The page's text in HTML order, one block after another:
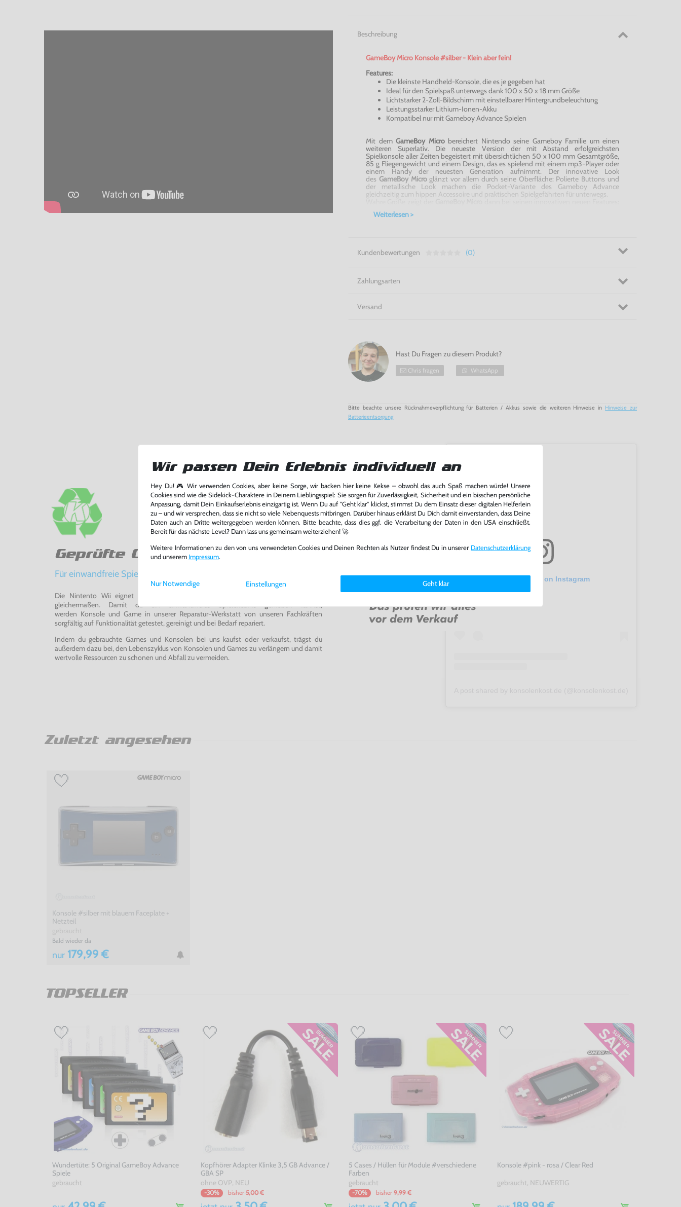
Beschreibung
GameBoyMicro Konsole #silber- Klein aber fein!
Features:
Die kleinste Handheld-Konsole, die es je gegeben hat
Ideal für den Spielspaß unterwegs dank 100 x 50 x 18 mm Größe
Lichtstarker 2-Zoll-Bildschirm mit einstellbarer Hintergrundbeleuchtung
Leistungsstarker Lithium-Ionen-Akku
Kompatibel nur mit Gameboy Advance Spielen
Mit dem GameBoy Micro bereichert Nintendo seine Gameboy Familie um einen
weiteren Superlativ. Die neueste Version der mit Abstand erfolgreichsten
Spielkonsole aller Zeiten begeistert mit übersichtlichen 50 x 100 mm Gesamtgröße,
85 g Fliegengewicht und einem Design, das es spielend mit einem mp3-Player oder
einem Handy der neuesten Generation aufnimmt. Der innovative Look
des GameBoy Microglänzt vor allem durch seine Oberfläche: Polierte Buttons und
der metallische Look machen die Pocket-Variante des Gameboy Advance
gleichzeitig zum hippen Accessoire und praktischen Spielgefährten für unterwegs.
Der lichtintensive 2-Zoll-Screen erstrahlt in ungeahnter Stärke und verschafft dem
Spieler durch seine exzellente Bildschirmauflösung eine glasklare Sicht. Die
und unterstützt daher auch alle bisher veröffentlichten Spiele. Das treibt das
Spielvergnügen in ungeahnte Dimensionen.
Weiterlesen >
Kundenbewertungen (0)
Zahlungsarten
Versand
Hast Du Fragen zu diesem Produkt?
Chris fragen WhatsApp
Bitte beachte unsere Rücknahmeverpflichtung für Batterien / Akkus sowie die weiteren Hinweise in Hinweise zur
Batterieentsorgung
Geprüfte Qualität
Für einwandfreie Spielerlebnisse
Die Nintento Wii eignet sich perfekt für Retro-Gaming-Fans und neue Entdecker
gleichermaßen. Damit du ein einwandfreies Spielerlebnis genießen kannst,
werden Konsole und Game in unserer Reparatur-Werkstatt von unseren Fachkräften
sorgfältig auf Funktionalität getestet, gereinigt und bei Bedarf repariert.
Indem du gebrauchte Games und Konsolen bei uns kaufst oder verkaufst, trägst du
außerdem dazu bei, den Lebenszyklus von Konsolen und Games zu verlängern und damit
wertvolle Ressourcen zu schonen und Abfall zu vermeiden.
View this post on Instagram
Zuletzt angesehen
Konsole #silber mit blauem Faceplate +
Netzteil
Bald wieder da
nur 179,99 €
TOPSELLER
Wundertüte: 5 Original GameBoy Advance
Spiele
gebraucht
Kopfhörer Adapter Klinke 3,5 GB Advance /
GBA SP
ohne OVP, NEU
-30% bisher 5,00 €
5 Cases / Hüllen für Module #verschiedene
Farben
gebraucht
-70% bisher 9,99 €
Konsole #pink - rosa / Clear Red
gebraucht, NEUWERTIG
Wir passen Dein Erlebnis individuell an
Hey Du! 🎮 Wir verwenden Cookies, aber keine Sorge, wir backen hier keine Kekse – obwohl das auch Spaß machen würde! Unsere
Cookies sind wie die Sidekick-Charaktere in Deinem Lieblingsspiel: Sie sorgen für Zuverlässigkeit, Sicherheit und ein bisschen persönliche
Anpassung, damit Dein Einkaufserlebnis einzigartig ist. Wenn Du auf "Geht klar" klickst, stimmst Du dem Einsatz dieser digitalen Helferlein
zu – und wir versprechen, dass sie nicht so viele Nebenquests mitbringen. Darüber hinaus erklärst Du Dich damit einverstanden, dass Deine
Daten auch an Dritte weitergegeben werden können. Bitte beachte, dass dies ggf. die Verarbeitung der Daten in den USA einschließt.
Bereit für das nächste Level? Dann lass uns gemeinsam weiterziehen! 🚀
Weitere Informationen zu den von uns verwendeten Cookies und Deinen Rechten als Nutzer findest Du in unserer Daten­schutz­erklärung
und unserem Impressum.
Einstellungen Geht klar
Nur Notwendige